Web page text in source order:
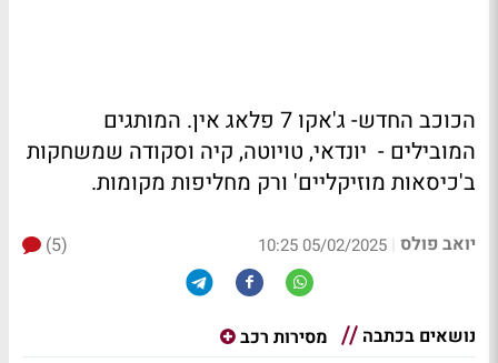
הכוכב החדש- ג'אקו 7 פלאג אין. המותגים
המובילים - יונדאי, טויוטה, קיה וסקודה שמשחקות
ב'כיסאות מוזיקליים' ורק מחליפות מקומות.
יואב פולס |
05/02/2025 10:25
(5)
נושאים בכתבה מסירות רכב